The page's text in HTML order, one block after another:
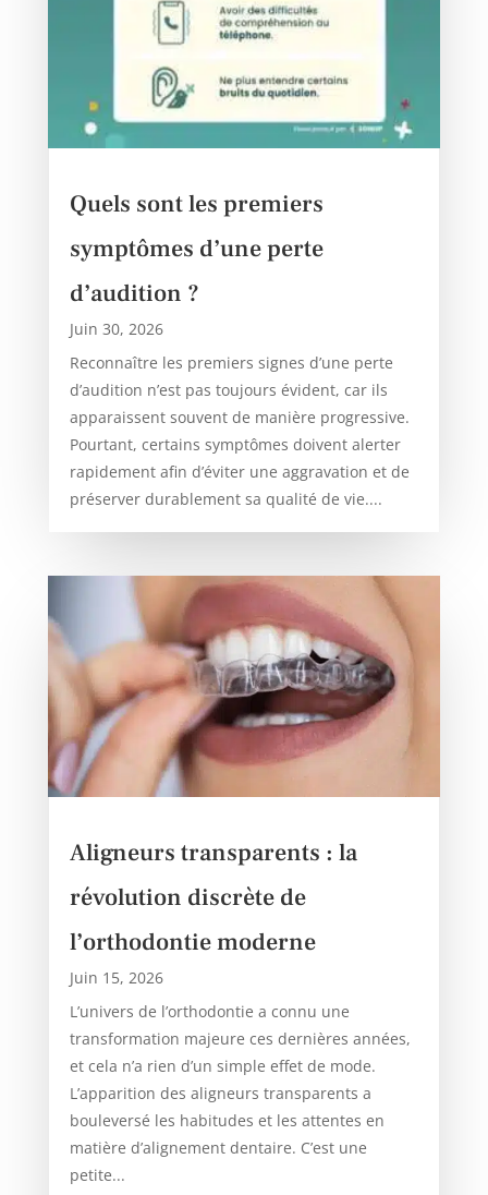
Quels sont les premiers
symptômes d’une perte
d’audition ?
Juin 30, 2026
Reconnaître les premiers signes d’une perte
d’audition n’est pas toujours évident, car ils
apparaissent souvent de manière progressive.
Pourtant, certains symptômes doivent alerter
rapidement afin d’éviter une aggravation et de
préserver durablement sa qualité de vie....
Aligneurs transparents : la
révolution discrète de
l’orthodontie moderne
Juin 15, 2026
L’univers de l’orthodontie a connu une
transformation majeure ces dernières années,
et cela n’a rien d’un simple effet de mode.
L’apparition des aligneurs transparents a
bouleversé les habitudes et les attentes en
matière d’alignement dentaire. C’est une
petite...